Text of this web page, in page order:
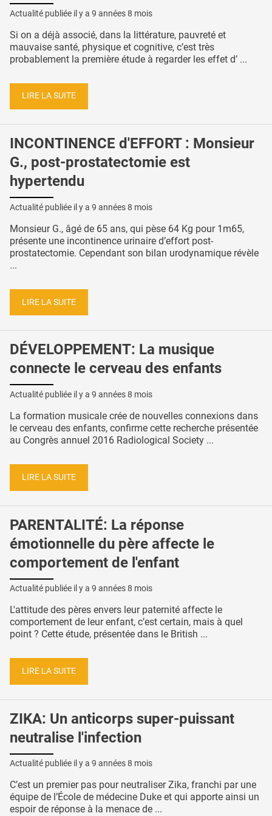
Actualité publiée il y a 9 années 8 mois
Si on a déjà associé, dans la littérature, pauvreté et
mauvaise santé, physique et cognitive, c’est très
probablement la première étude à regarder les effet d’ ...
LIRE LA SUITE
INCONTINENCE d'EFFORT : Monsieur
G., post-prostatectomie est
hypertendu
Actualité publiée il y a 9 années 8 mois
Monsieur G., âgé de 65 ans, qui pèse 64 Kg pour 1m65,
présente une incontinence urinaire d’effort post-
prostatectomie. Cependant son bilan urodynamique révèle
...
LIRE LA SUITE
DÉVELOPPEMENT: La musique
connecte le cerveau des enfants
Actualité publiée il y a 9 années 8 mois
La formation musicale crée de nouvelles connexions dans
le cerveau des enfants, confirme cette recherche présentée
au Congrès annuel 2016 Radiological Society ...
LIRE LA SUITE
PARENTALITÉ: La réponse
émotionnelle du père affecte le
comportement de l'enfant
Actualité publiée il y a 9 années 8 mois
L'attitude des pères envers leur paternité affecte le
comportement de leur enfant, c’est certain, mais à quel
point ? Cette étude, présentée dans le British ...
LIRE LA SUITE
ZIKA: Un anticorps super-puissant
neutralise l'infection
Actualité publiée il y a 9 années 8 mois
C’est un premier pas pour neutraliser Zika, franchi par une
équipe de l’École de médecine Duke et qui apporte ainsi un
espoir de réponse à la menace de ...